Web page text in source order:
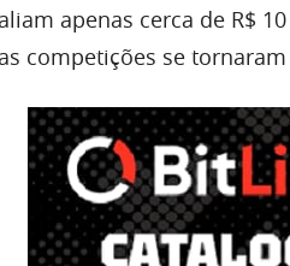
apenas cerca de R$
competições se